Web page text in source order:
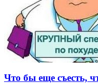
Что бы еще съесть,